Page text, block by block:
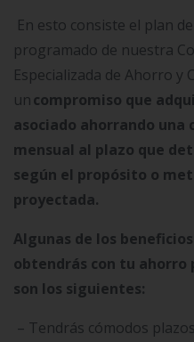
En esto consiste el plan
programado de nuestra
Especializada de Ahorro y
uncompromiso que
asociado ahorrando una
mensual al plazo que
según el propósito o
proyectada.
Algunas de los
obtendrás con tu ahorro
son los siguientes:
– Tendrás cómodos